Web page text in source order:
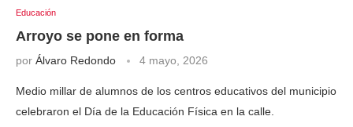
Educación
Arroyo se pone en forma
por Álvaro Redondo 4 mayo, 2026
Medio millar de alumnos de los centros educativos del municipio
celebraron el Día de la Educación Física en la calle.